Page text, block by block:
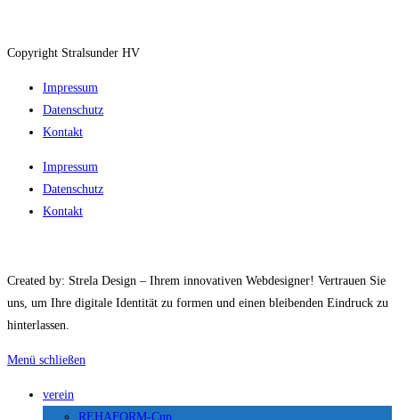
Copyright Stralsunder HV
Impressum
Datenschutz
Kontakt
Impressum
Datenschutz
Kontakt
Created by: Strela Design – Ihrem innovativen Webdesigner! Vertrauen Sie
uns, um Ihre digitale Identität zu formen und einen bleibenden Eindruck zu
hinterlassen.
Menü schließen
verein
REHAFORM-Cup